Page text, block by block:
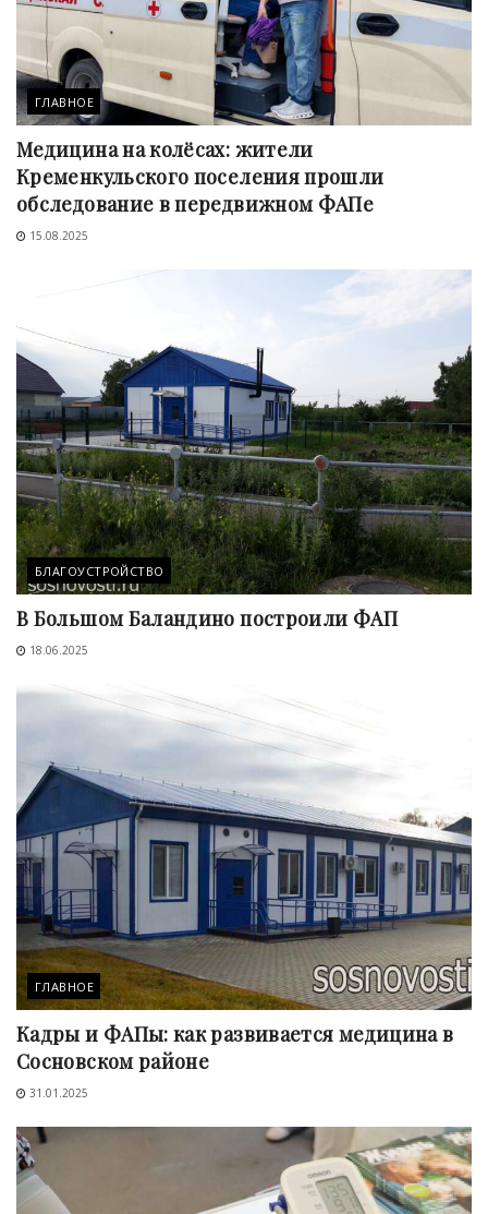
ГЛАВНОЕ
Медицина на колёсах: жители
Кременкульского поселения прошли
обследование в передвижном ФАПе
15.08.2025
БЛАГОУСТРОЙСТВО
В Большом Баландино построили ФАП
18.06.2025
ГЛАВНОЕ
Кадры и ФАПы: как развивается медицина в
Сосновском районе
31.01.2025